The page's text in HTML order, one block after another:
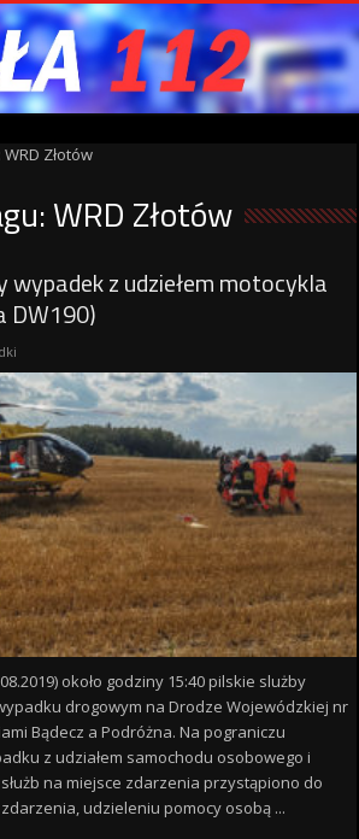
Złotów
WRD Złotów
wypadek z udziełem motocykla
DW190)
około godziny 15:40 pilskie slużby
drogowym na Drodze Wojewódzkiej nr
Bądecz a Podróżna. Na pograniczu
z udziałem samochodu osobowego i
na miejsce zdarzenia przystąpiono do
udzieleniu pomocy osobą ...